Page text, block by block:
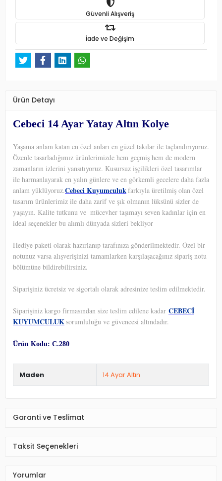
Güvenli Alışveriş
İade ve Değişim
Ürün Detayı
Cebeci 14 Ayar Yatay Altın Kolye
Yaşama anlam katan en özel anları en güzel takılar ile taçlandırıyoruz.
Özenle tasarladığımız ürünlerimizde hem geçmiş hem de modern
zamanların izlerini yansıtıyoruz. Kusursuz işçilikleri özel tasarımlar
ile harmanlayarak en yalın günlere ve en görkemli gecelere daha fazla
anlam yüklüyoruz.Cebeci Kuyumculukfarkıyla üretilmiş olan özel
tasarım ürünlerimiz ile daha zarif ve şık olmanın lüksünü sizler de
yaşayın. Kalite tutkunu ve mücevher taşımayı seven kadınlar için en
ideal seçenekler bu alımlı dünyada sizleri bekliyor
Hediye paketi olarak hazırlanıp tarafınıza gönderilmektedir. Özel bir
notunuz varsa alışverişinizi tamamlarken karşılaşacağınız sipariş notu
bölümüne bildirebilirsiniz.
Siparişiniz ücretsiz ve sigortalı olarak adresinize teslim edilmektedir.
Siparişiniz kargo firmasından size teslim edilene kadar CEBECİ
KUYUMCULUKsorumluluğu ve güvencesi altındadır.
Ürün Kodu: C.280
Maden 14 Ayar Altın
Garanti ve Teslimat
Taksit Seçenekleri
Yorumlar